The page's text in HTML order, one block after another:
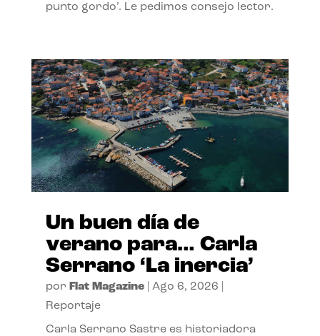
punto gordo’. Le pedimos consejo lector.
Un buen día de
verano para… Carla
Serrano ‘La inercia’
por Flat Magazine| Ago 6, 2026
Reportaje
Carla Serrano Sastre es historiadora